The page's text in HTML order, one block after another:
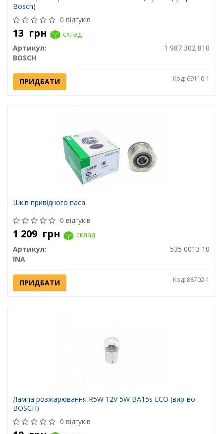
Bosch)
0 відгуків
13 грн
склад
Артикул:
1 987 302 810
BOSCH
ПРИДБАТИ Код: 69110-1
Шків привідного паса
0 відгуків
1 209 грн
склад
Артикул:
535 0013 10
INA
ПРИДБАТИ Код: 88702-1
Лампа розжарювання R5W 12V 5W BA15s ECO (вир-во
BOSCH)
0 відгуків